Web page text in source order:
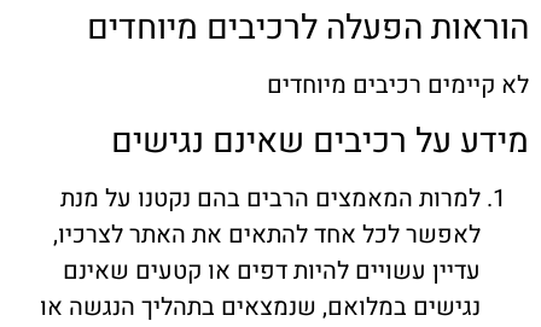
הפעלה לרכיבים מיוחדים
רכיבים מיוחדים
על רכיבים שאינם נגישים
המאמצים הרבים בהם נקטנו על מנת
לכל אחד להתאים את האתר לצרכיו,
עשויים להיות דפים או קטעים שאינם
במלואם, שנמצאים בתהליך הנגשה או